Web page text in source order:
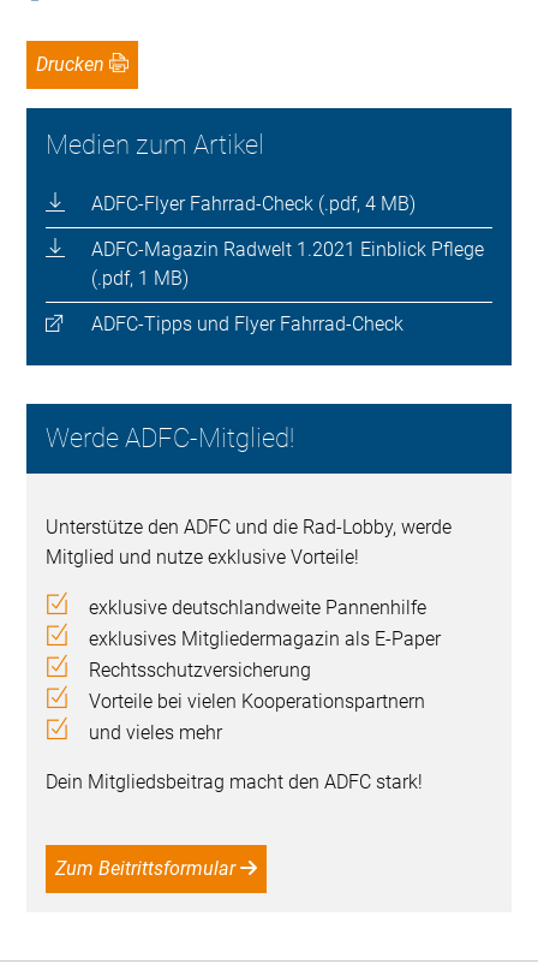
Drucken
Medien zum Artikel
ADFC-Flyer Fahrrad-Check (.pdf, 4 MB)
ADFC-Magazin Radwelt 1.2021 Einblick Pflege
(.pdf, 1 MB)
ADFC-Tipps und Flyer Fahrrad-Check
Werde ADFC-Mitglied!
Unterstütze den ADFC und die Rad-Lobby, werde
Mitglied und nutze exklusive Vorteile!
exklusive deutschlandweite Pannenhilfe
exklusives Mitgliedermagazin als E-Paper
Rechtsschutzversicherung
Vorteile bei vielen Kooperationspartnern
und vieles mehr
Dein Mitgliedsbeitrag macht den ADFC stark!
Zum Beitrittsformular